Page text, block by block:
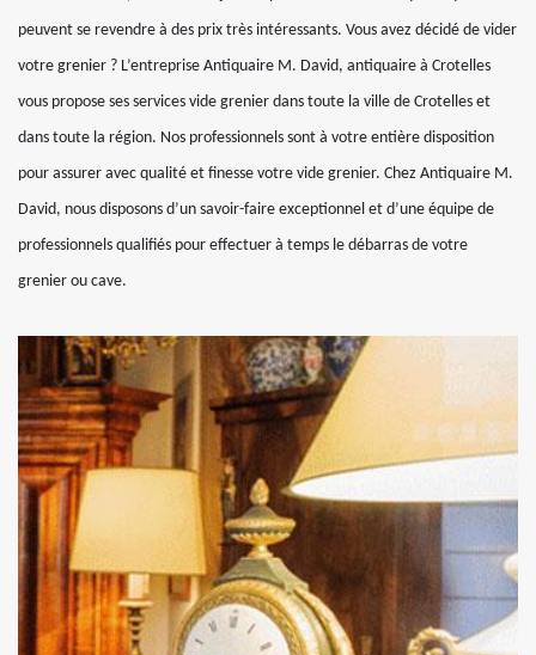
peuvent se revendre à des prix très intéressants. Vous avez décidé de vider
votre grenier ? L’entreprise Antiquaire M. David, antiquaire à Crotelles
vous propose ses services vide grenier dans toute la ville de Crotelles et
dans toute la région. Nos professionnels sont à votre entière disposition
pour assurer avec qualité et finesse votre vide grenier. Chez Antiquaire M.
David, nous disposons d’un savoir-faire exceptionnel et d’une équipe de
professionnels qualifiés pour effectuer à temps le débarras de votre
grenier ou cave.